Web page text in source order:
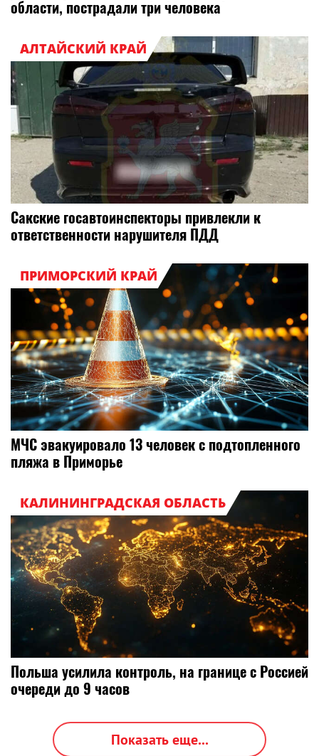
области, пострадали три человека
АЛТАЙСКИЙ КРАЙ
Сакские госавтоинспекторы привлекли к
ответственности нарушителя ПДД
ПРИМОРСКИЙ КРАЙ
МЧС эвакуировало 13 человек с подтопленного
пляжа в Приморье
КАЛИНИНГРАДСКАЯ ОБЛАСТЬ
Польша усилила контроль, на границе с Россией
очереди до 9 часов
Показать еще...